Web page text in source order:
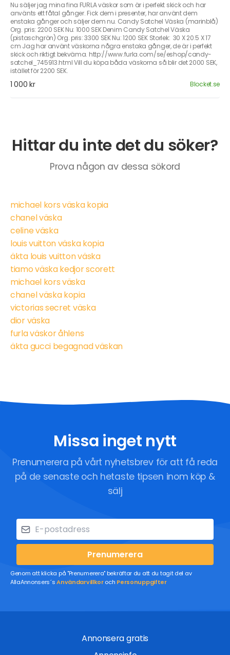
Nu säljer jag mina fina FURLA väskor som är i perfekt skick och har
använts ett fåtal gånger. Fick dem i presenter, har använt dem
enstaka gånger och säljer dem nu. Candy Satchel Väska (marinblå)
Org. pris: 2200 SEK Nu: 1000 SEK Denim Candy Satchel Väska
(pistaschgrön) Org. pris: 3300 SEK Nu: 1200 SEK Storlek: 30 X 20.5 X 17
cm Jag har använt väskorna några enstaka gånger, de är i perfekt
skick och riktigt bekväma. http://www.furla.com/se/eshop/candy-
satchel_745913.html Vill du köpa båda väskorna så blir det 2000 SEK,
istället för 2200 SEK.
1 000 kr Blocket.se
Hittar du inte det du söker?
Prova någon av dessa sökord
michael kors väska kopia
chanel väska
celine väska
louis vuitton väska kopia
äkta louis vuitton väska
tiamo väska kedjor scorett
michael kors väska
chanel väska kopia
victorias secret väska
dior väska
furla väskor åhlens
äkta gucci begagnad väskan
Missa inget nytt
Prenumerera på vårt nyhetsbrev för att få reda
på de senaste och hetaste tipsen inom köp &
sälj
Prenumerera
Genom att klicka på "Prenumerera" bekräftar du att du tagit del av
AllaAnnonsers´sAnvändarvillkoroch Personuppgifter
Annonsera gratis